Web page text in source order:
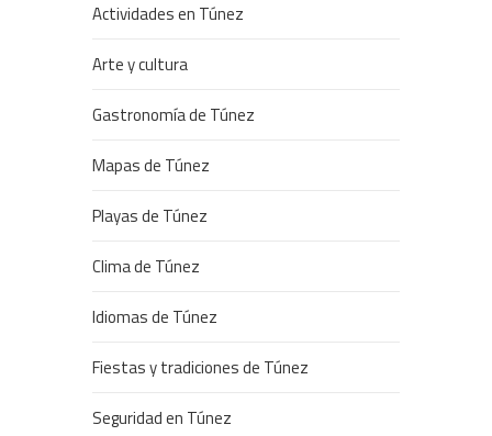
Actividades en Túnez
Arte y cultura
Gastronomía de Túnez
Mapas de Túnez
Playas de Túnez
Clima de Túnez
Idiomas de Túnez
Fiestas y tradiciones de Túnez
Seguridad en Túnez